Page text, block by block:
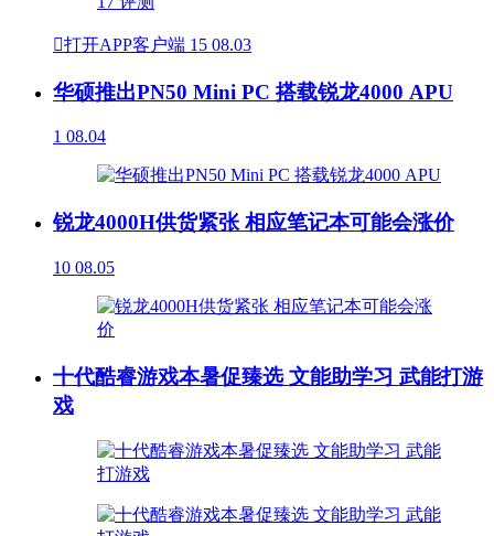
打开APP客户端 15 08.03
华硕推出PN50 Mini PC 搭载锐龙4000 APU
1 08.04
锐龙4000H供货紧张 相应笔记本可能会涨价
10 08.05
十代酷睿游戏本暑促臻选 文能助学习 武能打游
戏